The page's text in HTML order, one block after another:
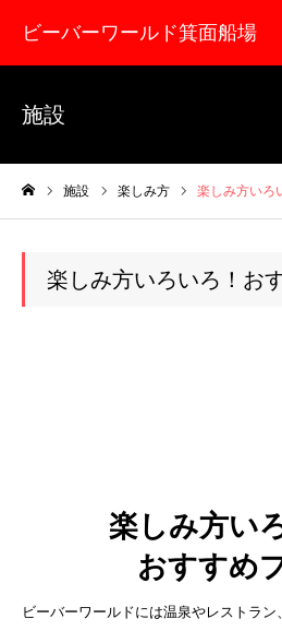
ビーバーワールド箕面船場
施設
施設 楽しみ方 楽しみ方いろ
楽しみ方いろいろ！お
楽しみ方い
おすすめ
ビーバーワールドには温泉やレストラ